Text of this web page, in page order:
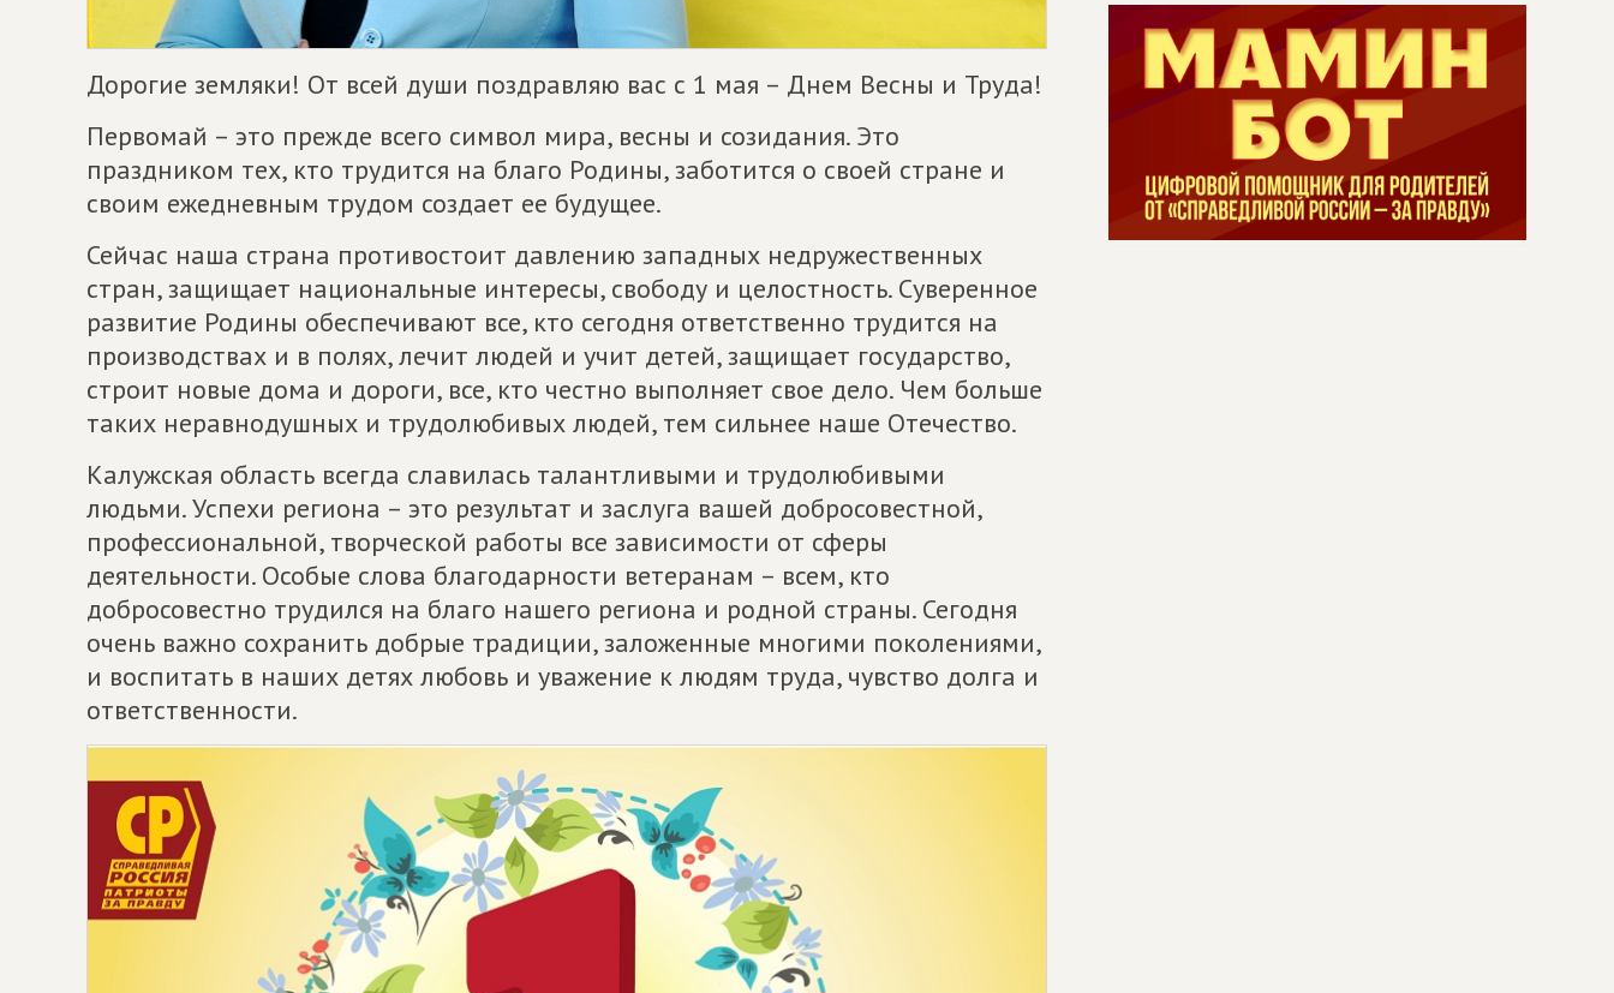
Дорогие земляки! От всей души поздравляю вас с 1 мая – Днем Весны и Труда!
Первомай – это прежде всего символ мира, весны и созидания. Это
праздником тех, кто трудится на благо Родины, заботится о своей стране и
своим ежедневным трудом создает ее будущее.
Сейчас наша страна противостоит давлению западных недружественных
стран, защищает национальные интересы, свободу и целостность. Суверенное
развитие Родины обеспечивают все, кто сегодня ответственно трудится на
производствах и в полях, лечит людей и учит детей, защищает государство,
строит новые дома и дороги, все, кто честно выполняет свое дело. Чем больше
таких неравнодушных и трудолюбивых людей, тем сильнее наше Отечество.
Калужская область всегда славилась талантливыми и трудолюбивыми
людьми. Успехи региона – это результат и заслуга вашей добросовестной,
профессиональной, творческой работы все зависимости от сферы
деятельности. Особые слова благодарности ветеранам – всем, кто
добросовестно трудился на благо нашего региона и родной страны. Сегодня
очень важно сохранить добрые традиции, заложенные многими поколениями,
и воспитать в наших детях любовь и уважение к людям труда, чувство долга и
ответственности.